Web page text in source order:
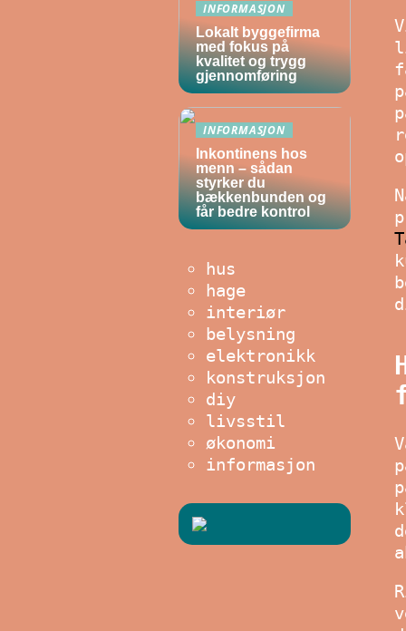
INFORMASJON
Lokalt byggefirma
med fokus på
kvalitet og trygg
gjennomføring
INFORMASJON
Inkontinens hos
menn – sådan
styrker du
bækkenbunden og
får bedre kontrol
hus
hage
interiør
belysning
elektronikk
konstruksjon
diy
livsstil
økonomi
informasjon